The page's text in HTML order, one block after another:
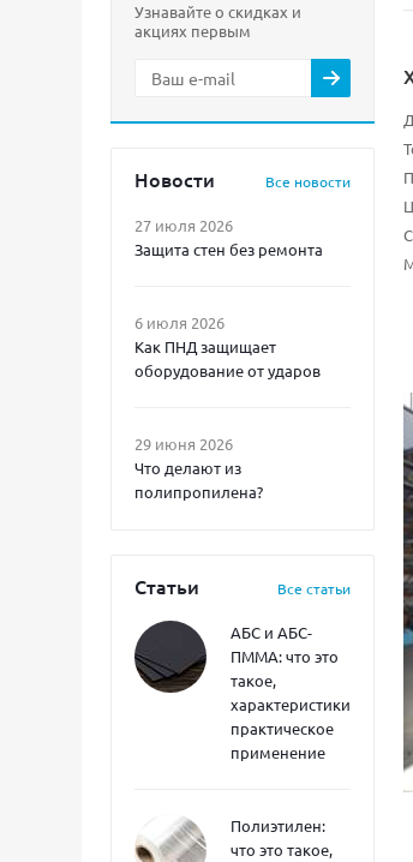
Узнавайте о скидках и
акциях первым
Новости Все новости
27 июля 2026
Защита стен без ремонта
6 июля 2026
Как ПНД защищает
оборудование от ударов
29 июня 2026
Что делают из
полипропилена?
Статьи Все статьи
АБС и АБС-
ПММА: что это
такое,
характеристики,
практическое
применение
Полиэтилен:
что это такое,